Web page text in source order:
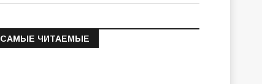
САМЫЕ ЧИТАЕМЫЕ
Информация о состоянии